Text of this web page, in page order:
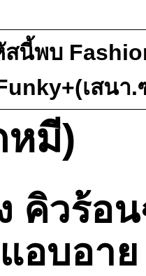
นี้พบ
เสนา
หมี)
คิวร้อ
อบอาย